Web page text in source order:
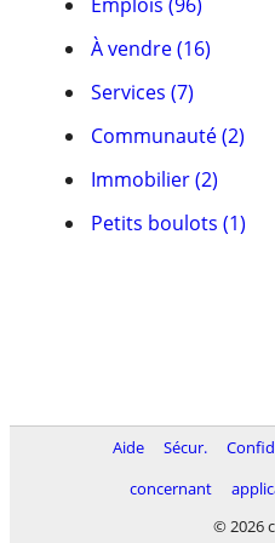
À vendre (16)
Services (7)
Communauté (2)
Immobilier (2)
Petits boulots (1)
Aide Sécur.
concernant
© 2026